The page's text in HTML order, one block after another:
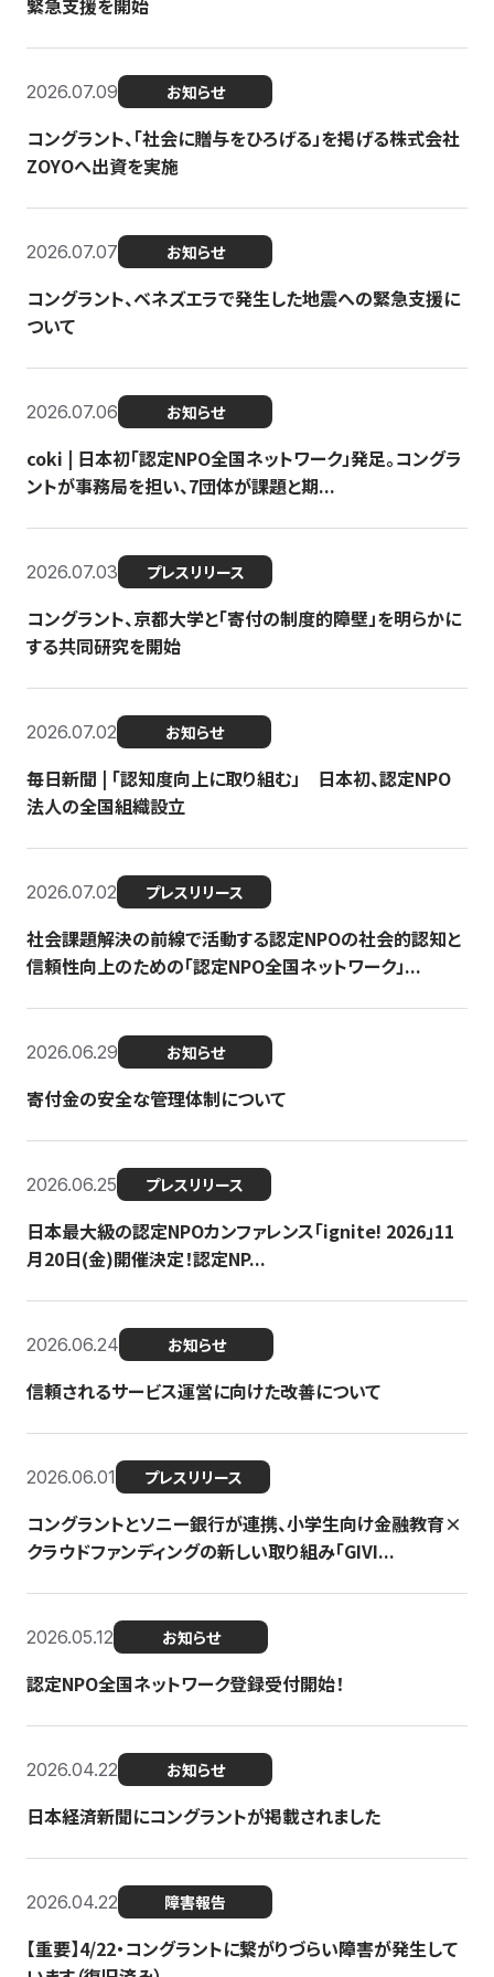
緊急支援を開始
2026.07.09 お知らせ
コングラント、「社会に贈与をひろげる」を掲げる株式会社
ZOYOへ出資を実施
2026.07.07 お知らせ
コングラント、ベネズエラで発生した地震への緊急支援に
ついて
2026.07.06 お知らせ
coki | 日本初「認定NPO全国ネットワーク」発足。コングラ
ントが事務局を担い、7団体が課題と期...
2026.07.03 プレスリリース
コングラント、京都大学と「寄付の制度的障壁」を明らかに
する共同研究を開始
2026.07.02 お知らせ
毎日新聞 | 「認知度向上に取り組む」 日本初、認定NPO
法人の全国組織設立
2026.07.02 プレスリリース
社会課題解決の前線で活動する認定NPOの社会的認知と
信頼性向上のための「認定NPO全国ネットワーク」...
2026.06.29 お知らせ
寄付金の安全な管理体制について
2026.06.25 プレスリリース
日本最大級の認定NPOカンファレンス「ignite! 2026」11
月20日(金)開催決定！認定NP...
2026.06.24 お知らせ
信頼されるサービス運営に向けた改善について
2026.06.01 プレスリリース
コングラントとソニー銀行が連携、小学生向け金融教育×
クラウドファンディングの新しい取り組み「GIVI...
2026.05.12 お知らせ
認定NPO全国ネットワーク登録受付開始！
2026.04.22 お知らせ
日本経済新聞にコングラントが掲載されました
2026.04.22 障害報告
【重要】4/22・コングラントに繋がりづらい障害が発生して